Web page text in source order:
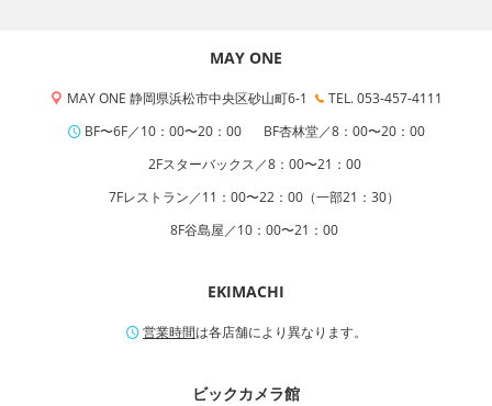
MAY ONE
MAY ONE 静岡県浜松市中央区砂山町6-1
TEL. 053-457-4111
BF〜6F／10：00〜20：00
BF杏林堂／8：00〜20：00
2Fスターバックス／8：00〜21：00
7Fレストラン／11：00〜22：00（一部21：30）
8F谷島屋／10：00〜21：00
EKIMACHI
営業時間は各店舗により異なります。
ビックカメラ館